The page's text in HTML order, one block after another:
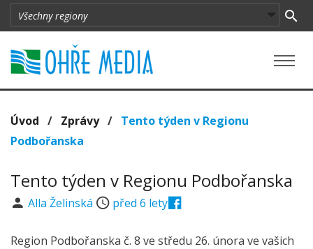
Úvod / Zprávy/ Tento týden v Regionu
Podbořanska
Tento týden v Regionu Podbořanska
Alla Želinská před 6 lety
Region Podbořanska č. 8 ve středu 26. února ve vašich